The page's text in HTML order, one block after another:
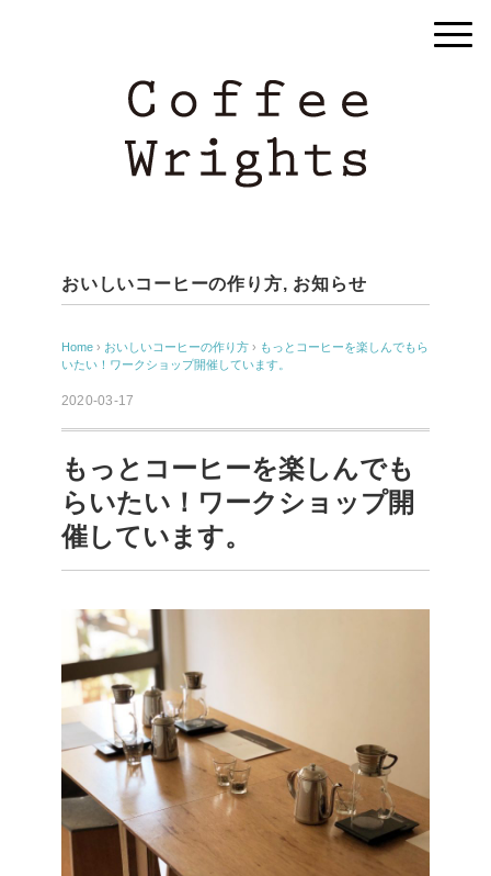
おいしいコーヒーの作り方, お知らせ
Home › おいしいコーヒーの作り方 › もっとコーヒーを楽しんでもら
いたい！ワークショップ開催しています。
2020-03-17
もっとコーヒーを楽しんでも
らいたい！ワークショップ開
催しています。